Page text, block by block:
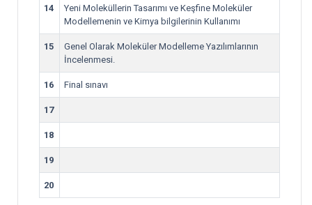
14
Yeni Moleküllerin Tasarımı ve Keşfine Moleküler
Modellemenin ve Kimya bilgilerinin Kullanımı
15
Genel Olarak Moleküler Modelleme Yazılımlarının
İncelenmesi.
16 Final sınavı
17
18
19
20